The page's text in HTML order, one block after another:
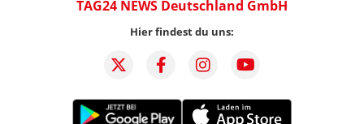
TAG24 NEWS Deutschland GmbH
Hier findest du uns: